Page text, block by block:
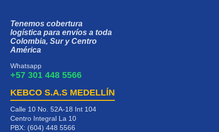
Tenemos cobertura
logística para envíos a toda
Colombia, Sur y Centro
América
Whatsapp
+57 301 448 5566
KEBCO S.A.S MEDELLÍN
Calle 10 No. 52A-18 Int 104
Centro Integral La 10
PBX: (604) 448 5566